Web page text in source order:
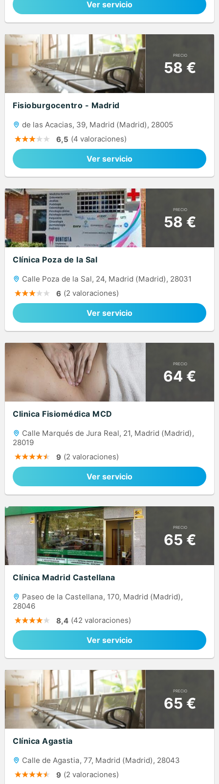
Ver servicio
PRECIO
58 €
Fisioburgocentro - Madrid
de las Acacias, 39, Madrid (Madrid), 28005
6,5 (4 valoraciones)
Ver servicio
PRECIO
58 €
Clínica Poza de la Sal
Calle Poza de la Sal, 24, Madrid (Madrid), 28031
6 (2 valoraciones)
Ver servicio
PRECIO
64 €
Clinica Fisiomédica MCD
Calle Marqués de Jura Real, 21, Madrid (Madrid),
28019
9 (2 valoraciones)
Ver servicio
PRECIO
65 €
Clínica Madrid Castellana
Paseo de la Castellana, 170, Madrid (Madrid),
28046
8,4 (42 valoraciones)
Ver servicio
PRECIO
65 €
Clínica Agastia
Calle de Agastia, 77, Madrid (Madrid), 28043
9 (2 valoraciones)